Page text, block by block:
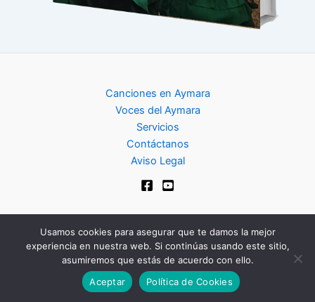
Canciones en Aymara
Voces del Aymara
Servicios
Contáctanos
Aviso Legal
Copyright © 2024 | Club de Aymara
Usamos cookies para asegurar que te damos la mejor
experiencia en nuestra web. Si continúas usando este sitio,
asumiremos que estás de acuerdo con ello.
Aceptar
Política de Cookies